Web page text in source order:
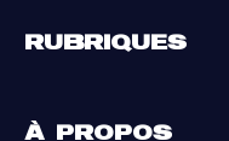
RUBRIQUES
À PROPOS